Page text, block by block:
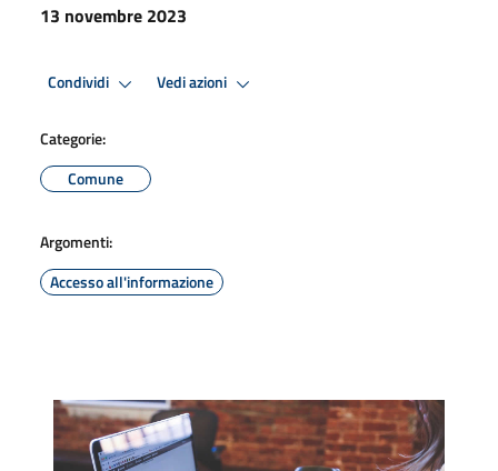
13 novembre 2023
Condividi Vedi azioni
Categorie:
Comune
Argomenti:
Accesso all'informazione